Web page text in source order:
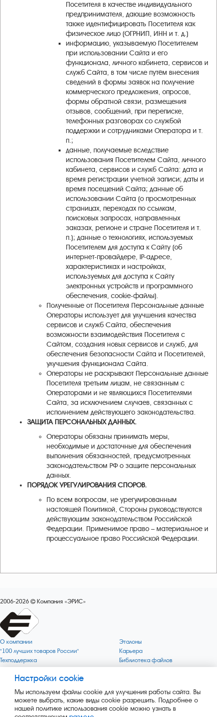
Посетителя в качестве индивидуального
предпринимателя, дающие возможность
также идентифицировать Посетителя как
физическое лицо (ОГРНИП, ИНН и т. д.)
информацию, указываемую Посетителем
при использовании Сайта и его
функционала, личного кабинета, сервисов и
служб Сайта, в том числе путём внесения
сведений в формы заявок на получение
коммерческого предложения, опросов,
формы обратной связи, размещения
отзывов, сообщений, при переписке,
телефонных разговорах со службой
поддержки и сотрудниками Оператора и т.
п.;
данные, получаемые вследствие
использования Посетителем Сайта, личного
кабинета, сервисов и служб Сайта: дата и
время регистрации учетной записи; даты и
время посещений Сайта; данные об
использовании Сайта (о просмотренных
страницах, переходах по ссылкам,
поисковых запросах, направленных
заказах, регионе и стране Посетителя и т.
п.); данные о технологиях, используемых
Посетителем для доступа к Сайту (об
интернет-провайдере, IP-адресе,
характеристиках и настройках,
используемых для доступа к Сайту
электронных устройств и программного
обеспечения, cookie-файлы).
Полученные от Посетителя Персональные данные
Операторы использует для улучшения качества
сервисов и служб Сайта, обеспечения
возможности взаимодействия Посетителя с
Сайтом, создания новых сервисов и служб, для
обеспечения безопасности Сайта и Посетителей,
улучшения функционала Сайта.
Операторы не раскрывают Персональные данные
Посетителя третьим лицам, не связанным с
Операторами и не являющихся Посетителями
Сайта, за исключением случаев, связанных с
исполнением действующего законодательства.
ЗАЩИТА ПЕРСОНАЛЬНЫХ ДАННЫХ.
Операторы обязаны принимать меры,
необходимые и достаточные для обеспечения
выполнения обязанностей, предусмотренных
законодательством РФ о защите персональных
данных.
ПОРЯДОК УРЕГУЛИРОВАНИЯ СПОРОВ.
По всем вопросам, не урегулированным
настоящей Политикой, Стороны руководствуются
действующим законодательством Российской
Федерации. Применимое право – материальное и
процессуальное право Российской Федерации.
2006-2026 Компания «ЭРИС»
О компании
"100 лучших товаров России"
Техподдержка
Качество
Поверка по редким газам
Пресс-релизы
Каталог сервисных услуг
Эталоны
Карьера
Библиотека файлов
Политика обработки персональных
Цели компании
Зелёная 1000
Key BLE Generator
Настройки cookie
Мы используем файлы cookie для улучшения работы сайта. Вы
можете выбрать, какие виды cookie разрешить. Подробнее о
нашей политике использования cookie можно узнать в